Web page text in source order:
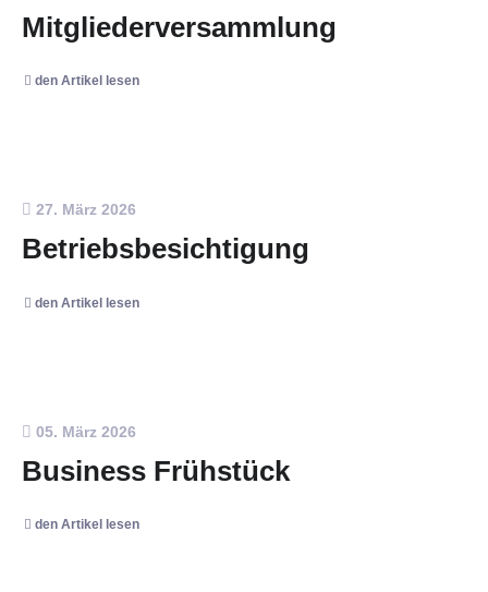
Mitgliederversammlung
den Artikel lesen
27. März 2026
Betriebsbesichtigung
den Artikel lesen
05. März 2026
Business Frühstück
den Artikel lesen